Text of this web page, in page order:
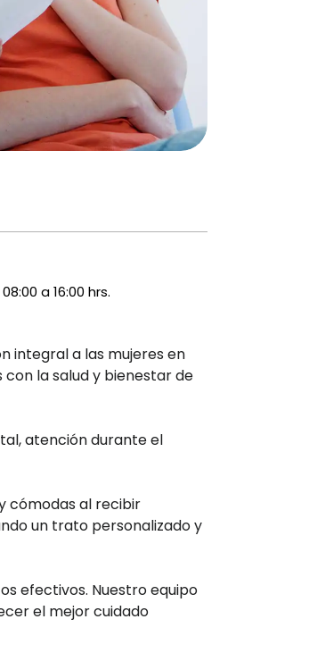
08:00 a 16:00 hrs.
integral a las mujeres en
la salud y bienestar de
atención durante el
cómodas al recibir
un trato personalizado y
efectivos. Nuestro equipo
el mejor cuidado